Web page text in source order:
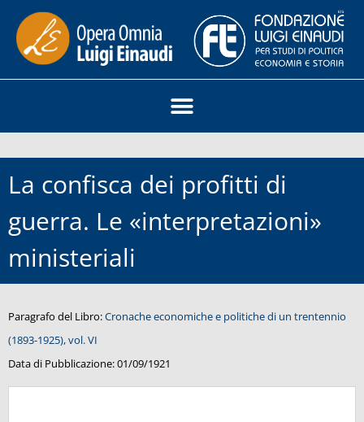
La confisca dei profitti di
guerra. Le «interpretazioni»
ministeriali
Paragrafo del Libro:Cronache economiche e politiche di un trentennio
(1893-1925), vol. VI
Data di Pubblicazione:01/09/1921